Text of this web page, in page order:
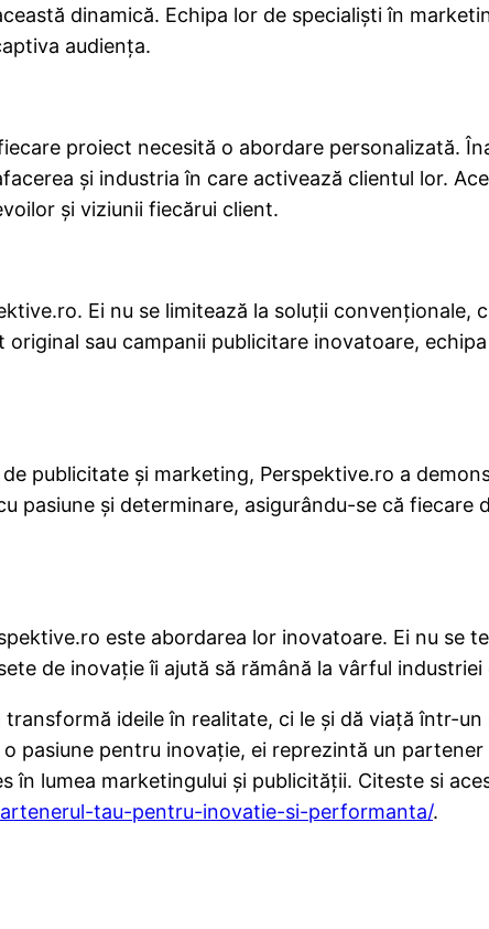
dinamică. Echipa lor de specialiști în
audiența.
proiect necesită o abordare personalizată.
și industria în care activează clientul lor.
și viziunii fiecărui client.
Ei nu se limitează la soluții convenționale,
sau campanii publicitare inovatoare,
publicitate și marketing, Perspektive.ro a
pasiune și determinare, asigurându-se că
este abordarea lor inovatoare. Ei nu se
de inovație îi ajută să rămână la vârful
ideile în realitate, ci le și dă viață într-
pasiune pentru inovație, ei reprezintă un
în lumea marketingului și publicității. Citeste si
tau-pentru-inovatie-si-performanta/.